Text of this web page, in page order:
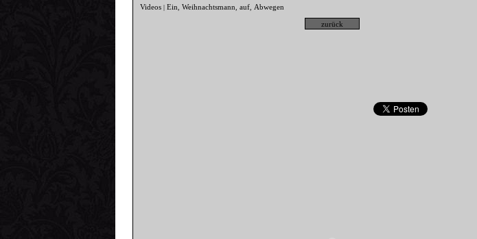
Videos |Ein ,Weihnachtsmann ,auf Abwegen